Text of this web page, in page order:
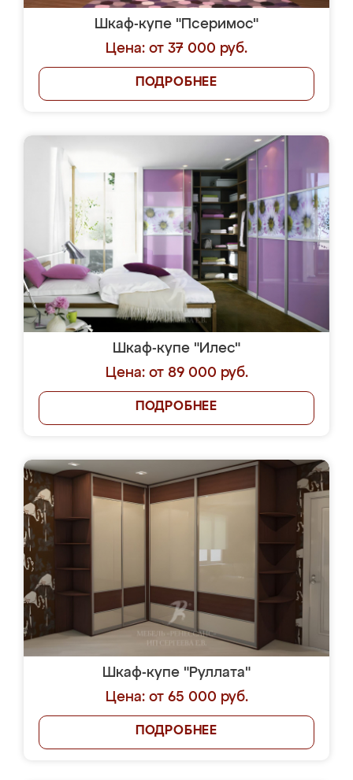
Шкаф-купе "Псеримос"
Цена: от 37 000 руб.
ПОДРОБНЕЕ
Шкаф-купе "Илес"
Цена: от 89 000 руб.
ПОДРОБНЕЕ
Шкаф-купе "Руллата"
Цена: от 65 000 руб.
ПОДРОБНЕЕ